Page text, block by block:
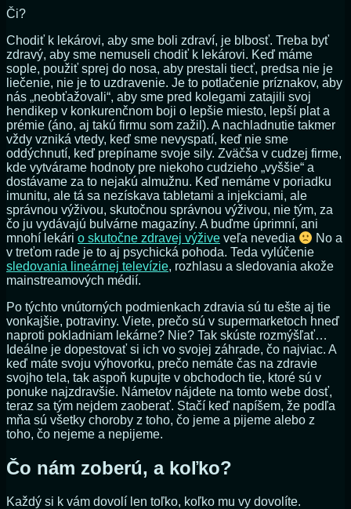
Či?
Chodiť k lekárovi, aby sme boli zdraví, je blbosť. Treba byť
zdravý, aby sme nemuseli chodiť k lekárovi. Keď máme
sople, použiť sprej do nosa, aby prestali tiecť, predsa nie je
liečenie, nie je to uzdravenie. Je to potlačenie príznakov, aby
nás „neobťažovali“, aby sme pred kolegami zatajili svoj
hendikep v konkurenčnom boji o lepšie miesto, lepší plat a
prémie (áno, aj takú firmu som zažil). A nachladnutie takmer
vždy vzniká vtedy, keď sme nevyspatí, keď nie sme
oddýchnutí, keď prepíname svoje sily. Zväčša v cudzej firme,
kde vytvárame hodnoty pre niekoho cudzieho „vyššie“ a
dostávame za to nejakú almužnu. Keď nemáme v poriadku
imunitu, ale tá sa nezískava tabletami a injekciami, ale
správnou výživou, skutočnou správnou výživou, nie tým, za
čo ju vydávajú bulvárne magazíny. A buďme úprimní, ani
mnohí lekári o skutočne zdravej výžive veľa nevedia
No a
v treťom rade je to aj psychická pohoda. Teda vylúčenie
sledovania lineárnej televízie, rozhlasu a sledovania akože
mainstreamových médií.
Po týchto vnútorných podmienkach zdravia sú tu ešte aj tie
vonkajšie, potraviny. Viete, prečo sú v supermarketoch hneď
naproti pokladniam lekárne? Nie? Tak skúste rozmýšľať…
Ideálne je dopestovať si ich vo svojej záhrade, čo najviac. A
keď máte svoju výhovorku, prečo nemáte čas na zdravie
svojho tela, tak aspoň kupujte v obchodoch tie, ktoré sú v
ponuke najzdravšie. Námetov nájdete na tomto webe dosť,
teraz sa tým nejdem zaoberať. Stačí keď napíšem, že podľa
mňa sú všetky choroby z toho, čo jeme a pijeme alebo z
toho, čo nejeme a nepijeme.
Čo nám zoberú, a koľko?
Každý si k vám dovolí len toľko, koľko mu vy dovolíte.